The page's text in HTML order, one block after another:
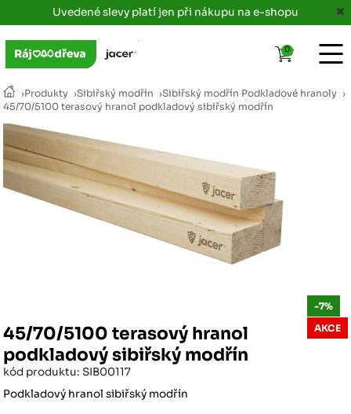
Uvedené slevy platí jen při nákupu na e-shopu
›Produkty ›Sibiřský modřín ›Sibiřský modřín Podkladové hranoly ›
45/70/5100 terasový hranol podkladový sibiřský modřín
45/70/5100 terasový hranol
podkladový sibiřský modřín
kód produktu: SIB00117
Podkladový hranol sibiřský modřín
-7%
AKCE
0